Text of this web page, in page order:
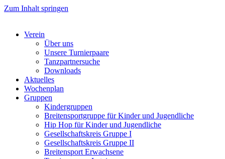
Zum Inhalt springen
Verein
Über uns
Unsere Turnierpaare
Tanzpartnersuche
Downloads
Aktuelles
Wochenplan
Gruppen
Kindergruppen
Breitensportgruppe für Kinder und Jugendliche
Hip Hop für Kinder und Jugendliche​
Gesellschaftskreis Gruppe I
Gesellschaftskreis Gruppe II
Breitensport Erwachsene